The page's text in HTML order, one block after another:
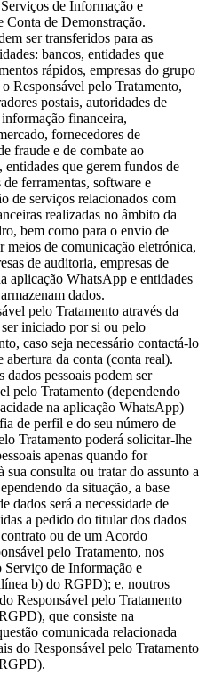
de Informação e
Conta de Demonstração.
ser transferidos para as
bancos, entidades que
rápidos, empresas do grupo
Responsável pelo Tratamento,
postais, autoridades de
financeira,
fornecedores de
fraude e de combate ao
entidades que gerem fundos de
ferramentas, software e
de serviços relacionados com
realizadas no âmbito da
bem como para o envio de
meios de comunicação eletrónica,
de auditoria, empresas de
aplicação WhatsApp e entidades
dados.
pelo Tratamento através da
iniciado por si ou pelo
caso seja necessário contactá-lo
abertura da conta (conta real).
dados pessoais podem ser
pelo Tratamento (dependendo
na aplicação WhatsApp)
de perfil e do seu número de
Tratamento poderá solicitar-lhe
apenas quando for
sua consulta ou tratar do assunto a
da situação, a base
dados será a necessidade de
a pedido do titular dos dados
ou de um Acordo
pelo Tratamento, nos
Serviço de Informação e
b) do RGPD); e, noutros
Responsável pelo Tratamento
que consiste na
comunicada relacionada
do Responsável pelo Tratamento